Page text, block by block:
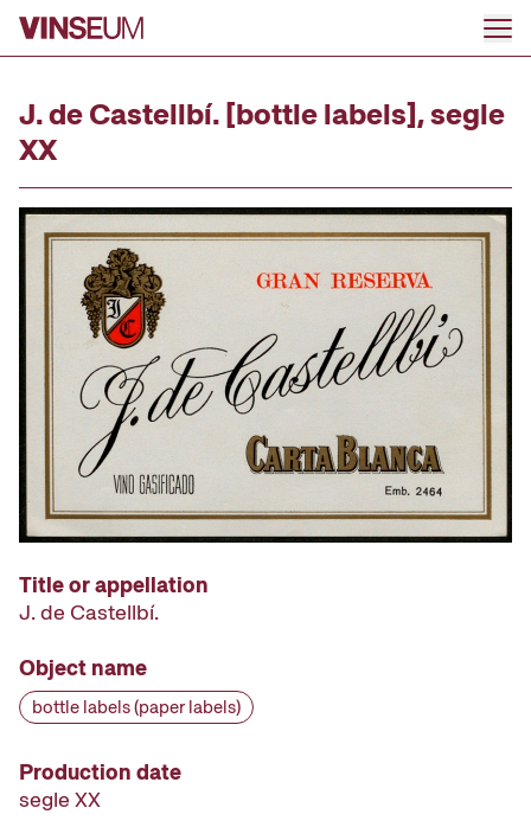
Go to content
J. de Castellbí. [bottle labels], segle
XX
Title or appellation
J. de Castellbí.
Object name
bottle labels (paper labels)
Production date
segle XX